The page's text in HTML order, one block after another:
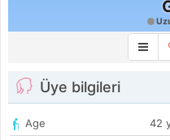
Üye bilgileri
Age
42